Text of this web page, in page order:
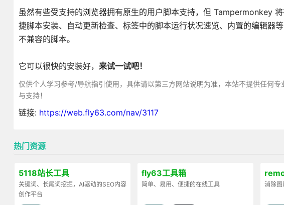
虽然有些受支持的浏览器拥有原生的用户脚本支持，但 Tampermonkey
捷脚本安装、自动更新检查、标签中的脚本运行状况速览、内置的编辑
不兼容的脚本。
它可以很快的安装好， 来试一试吧！
仅供个人学习参考/导航指引使用，具体请以第三方网站说明为准，本站不提供任何
与支持！
链接: https://web.fly63.com/nav/3117
热门资源
5118站长工具
关键词、长尾词挖掘，AI驱动的SEO内容
创作平台
fly63工具箱
简单、易用、便捷的在线工具 消除图